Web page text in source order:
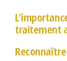
traitement